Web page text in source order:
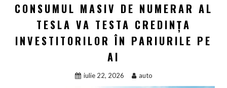
CONSUMUL MASIV DE NUMERAR AL
TESLA VA TESTA CREDINȚA
INVESTITORILOR ÎN PARIURILE PE
AI
iulie 22, 2026 auto